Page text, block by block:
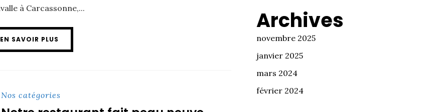
à Carcassonne,...
EN SAVOIR PLUS
Nos catégories
Archives
novembre 2025
janvier 2025
mars 2024
février 2024